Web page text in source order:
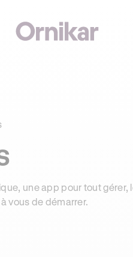
+ 3 MOIS DEEZER PREMIUM
une app pour tout gérer,
vous de démarrer.